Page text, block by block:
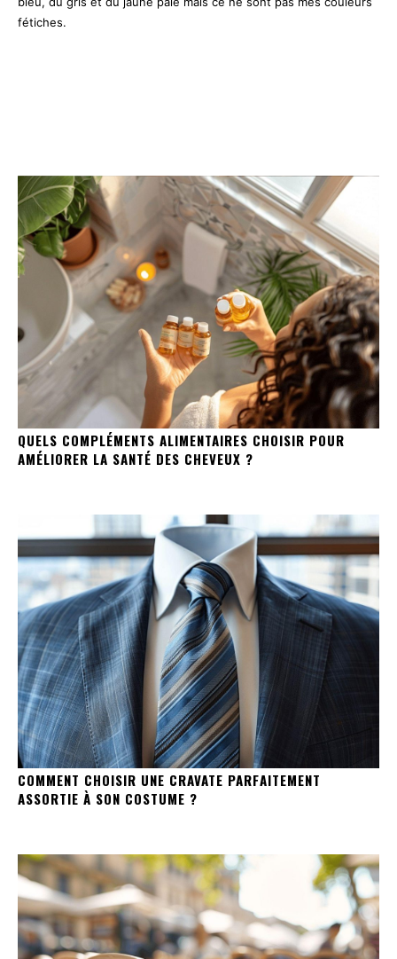
fétiches.
QUELS COMPLÉMENTS ALIMENTAIRES CHOISIR POUR
AMÉLIORER LA SANTÉ DES CHEVEUX ?
COMMENT CHOISIR UNE CRAVATE PARFAITEMENT
ASSORTIE À SON COSTUME ?